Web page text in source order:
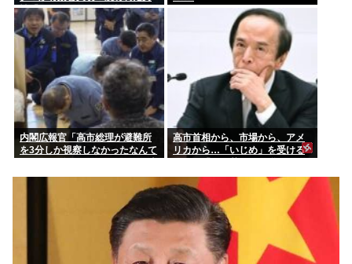
性「アリキックで追っ払った」
内閣広報官「高市総理が避難所
を3分しか視察しなかったなんて
実上の視察は数分で正解
高市首相から、市場から、アメ
リカから…「いじめ」を受ける
「たった1つの正しい方法」とは
何か